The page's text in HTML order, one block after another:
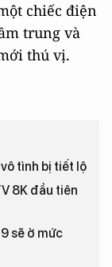
chiếc điện
trung và
thú vị.
tình bị tiết lộ
8K đầu tiên
sẽ ở mức